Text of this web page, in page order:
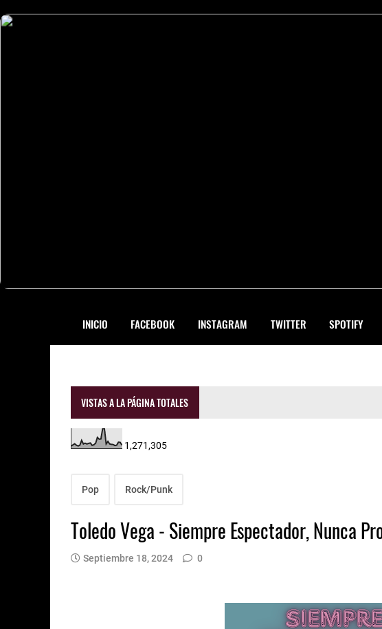
INICIO FACEBOOK INSTAGRAM TWITTER SPOTIFY
VISTAS A LA PÁGINA TOTALES
1,271,305
Pop Rock/Punk
Toledo Vega - Siempre Espectador, Nunca
Septiembre 18, 2024 0